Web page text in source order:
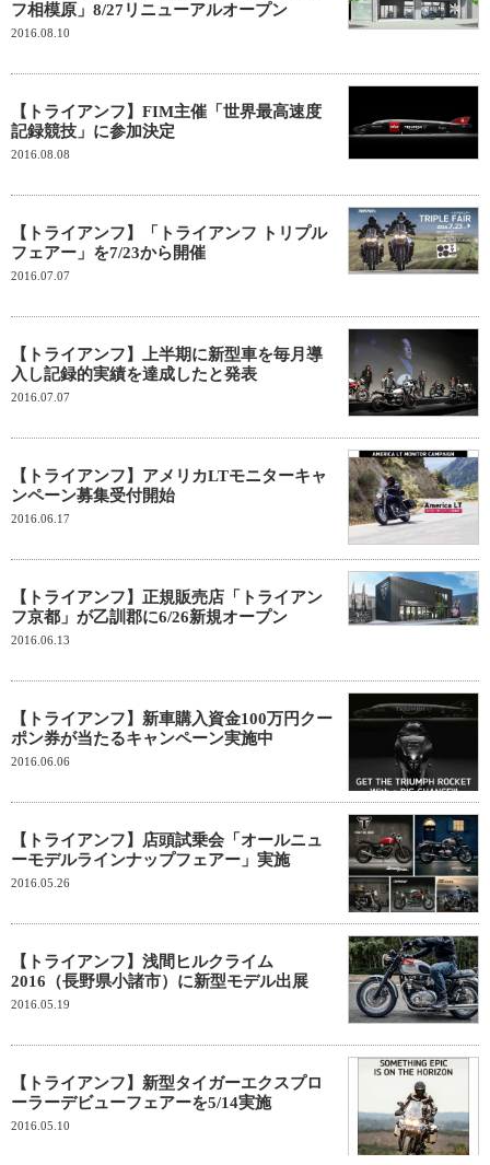
フ相模原」8/27リニューアルオープン
2016.08.10
【トライアンフ】FIM主催「世界最高速度
記録競技」に参加決定
2016.08.08
【トライアンフ】「トライアンフ トリプル
フェアー」を7/23から開催
2016.07.07
【トライアンフ】上半期に新型車を毎月導
入し記録的実績を達成したと発表
2016.07.07
【トライアンフ】アメリカLTモニターキャ
ンペーン募集受付開始
2016.06.17
【トライアンフ】正規販売店「トライアン
フ京都」が乙訓郡に6/26新規オープン
2016.06.13
【トライアンフ】新車購入資金100万円クー
ポン券が当たるキャンペーン実施中
2016.06.06
【トライアンフ】店頭試乗会「オールニュ
ーモデルラインナップフェアー」実施
2016.05.26
【トライアンフ】浅間ヒルクライム
2016（長野県小諸市）に新型モデル出展
2016.05.19
【トライアンフ】新型タイガーエクスプロ
ーラーデビューフェアーを5/14実施
2016.05.10